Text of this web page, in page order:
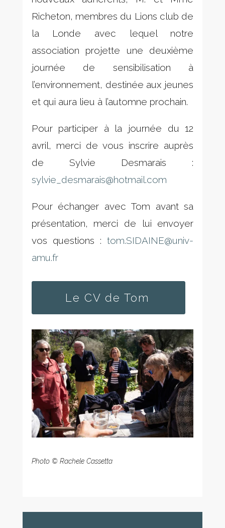
Richeton, membres du Lions club de
la Londe avec lequel notre
association projette une deuxième
journée de sensibilisation à
l’environnement, destinée aux jeunes
et qui aura lieu à l’automne prochain.
Pour participer à la journée du 12
avril, merci de vous inscrire auprès
de Sylvie Desmarais :
sylvie_desmarais@hotmail.com
Pour échanger avec Tom avant sa
présentation, merci de lui envoyer
vos questions :tom.SIDAINE@univ-
amu.fr
Le CV de Tom
Photo © Rachele Cassetta